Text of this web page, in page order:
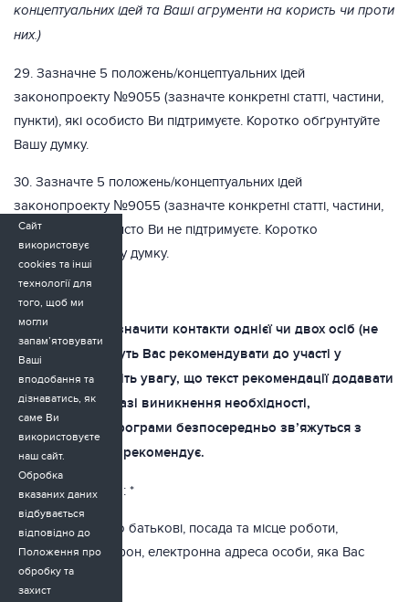
концептуальних ідей та Ваші агрументи на користь чи проти
них.)
29. Зазначне 5 положень/концептуальних ідей
законопроекту №9055 (зазначте конкретні статті, частини,
пункти), які особисто Ви підтримуєте. Коротко обґрунтуйте
Вашу думку.
30. Зазначте 5 положень/концептуальних ідей
законопроекту №9055 (зазначте конкретні статті, частини,
пункти), які особисто Ви не підтримуєте. Коротко
обґрунтуйте Вашу думку.
РЕКОМЕНДАЦІЇ
Просимо Вас зазначити контакти однієї чи двох осіб (не
більше), які можуть Вас рекомендувати до участі у
програмі. Зверніть увагу, що текст рекомендації додавати
не потрібно. У разі виникнення необхідності,
представники програми безпосередньо зв’яжуться з
особою, яка Вас рекомендує.
Рекомендація №1: *
Прізвище, ім’я, по батькові, посада та місце роботи,
контактний телефон, електронна адреса особи, яка Вас
рекомендує
Сайт
використовує
cookies та інші
технології для
того, щоб ми
могли
запам’ятовувати
Ваші
вподобання та
дізнаватись, як
саме Ви
використовуєте
наш сайт.
Обробка
вказаних даних
відбувається
відповідно до
Положення про
обробку та
захист